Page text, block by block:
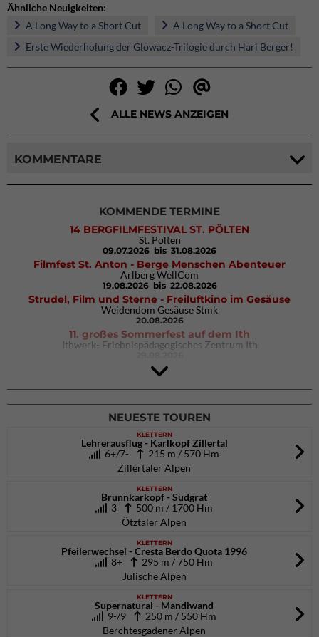
Ähnliche Neuigkeiten:
A Long Way to a Short Cut
A Long Way to a Short Cut
Erste Wiederholung der Glowacz-Trilogie durch Hari Berger!
ALLE NEWS ANZEIGEN
KOMMENTARE
KOMMENDE TERMINE
14 BERGFILMFESTIVAL ST. PÖLTEN
St. Pölten
09.07.2026 bis 31.08.2026
Filmfest St. Anton - Berge Menschen Abenteuer
Arlberg WellCom
19.08.2026 bis 22.08.2026
Strudel, Film und Sterne - Freiluftkino im Gesäuse
Weidendom Gesäuse Stmk
20.08.2026
11. großes Sommerfest auf dem Ith
Ithwerk- Erlebnispädagogisches Zentrum Ith
4Blocs KIDS 2026
DAV Kletter- & Boulderzentrum München Süd (Thalkirchen)
NEUESTE TOUREN
KLETTERN
Lehrerausflug - Karlkopf Zillertal
6+/7-
215 m / 570 Hm
Zillertaler Alpen
KLETTERN
Brunnkarkopf - Südgrat
3
500 m / 1700 Hm
Ötztaler Alpen
KLETTERN
Pfeilerwechsel - Cresta Berdo Quota 1996
8+
295 m / 750 Hm
Julische Alpen
KLETTERN
Supernatural - Mandlwand
9-/9
250 m / 550 Hm
Berchtesgadener Alpen